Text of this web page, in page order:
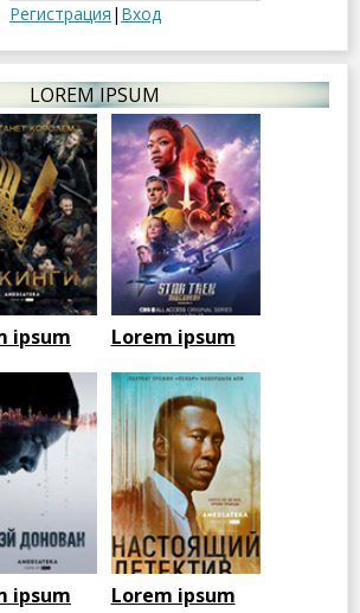
Регистрация | Вход
LOREM IPSUM
ipsum Lorem ipsum
ipsum Lorem ipsum